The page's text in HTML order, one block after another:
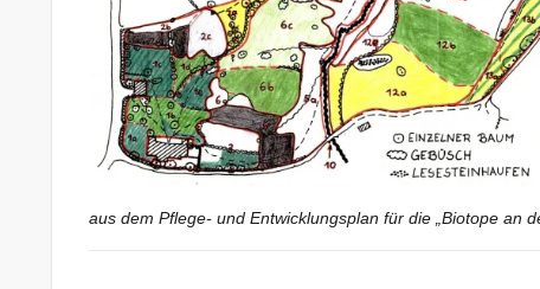
aus dem Pflege- und Entwicklungsplan für die „Biotope an